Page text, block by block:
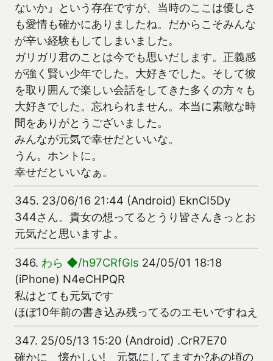
ないか』という存在ですが、当時のここは優しさ
も愛情も確かにありましたね。だからこそみんな
が辛い経験もしてしまいました。
ガリガリ君のことは今でも思いだします。正義感
が強く賢い少年でした。大好きでした。そして彼
を取り囲んで楽しい会話をしてきた多くの方々も
大好きでした。忘れられません。本当に素敵な時
間をありがとうございました。
みんなが元気で幸せだといいな。
うん。ホントに。
幸せだといいなぁ。
345. 23/06/16 21:44 (Android) EknCI5Dy
344さん。貴女の想ってるとうり皆さんきっとお
元気だと思いますよ。
346. わら ◆/h97CRfGls 24/05/01 18:18
(iPhone) N4eCHPQR
私はとても元気です
ほぼ10年前の書き込み残ってるのエモいですねえ
347. 25/05/13 15:20 (Android) .CrR7E70
確かに 懐かしい! 元気にしてますか?あの頃の